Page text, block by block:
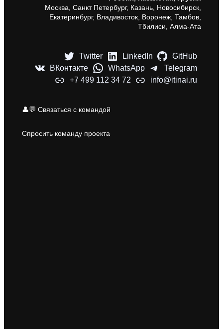
Москва, Санкт Петербург, Казань, Новосибирск,
Екатеринбург, Владивосток, Воронеж, Тамбов,
Тбилиси, Алма-Ата
Twitter LinkedIn
GitHub
ВКонтакте
WhatsApp
Telegram
+7 499 112 34 72
info@itinai.ru
👤💬 Связаться с командой
Спросить команду проекта